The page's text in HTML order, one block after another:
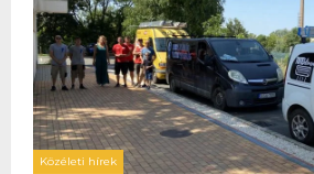
Közéleti hírek